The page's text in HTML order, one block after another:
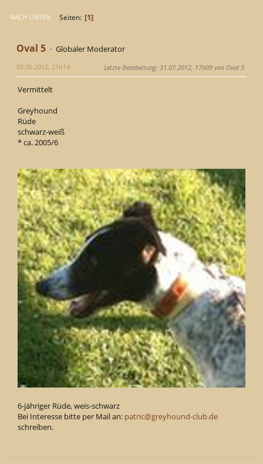
NACH UNTEN Seiten 1
Oval 5 Globaler Moderator
08.06.2012, 21h14 Letzte Bearbeitung: 31.07.2012, 17h09 von Oval 5
Vermittelt
Greyhound
Rüde
schwarz-weiß
* ca. 2005/6
6-jähriger Rüde, weis-schwarz
Bei Interesse bitte per Mail an: patric@greyhound-club.de
schreiben.